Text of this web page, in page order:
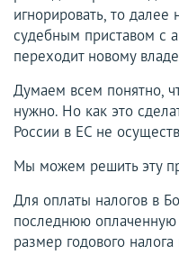
игнорировать, то далее
судебным приставом с
переходит новому
Думаем всем понятно,
нужно. Но как это
России в ЕС не
Мы можем решить эту
Для оплаты налогов в
последнюю оплаченную
размер годового